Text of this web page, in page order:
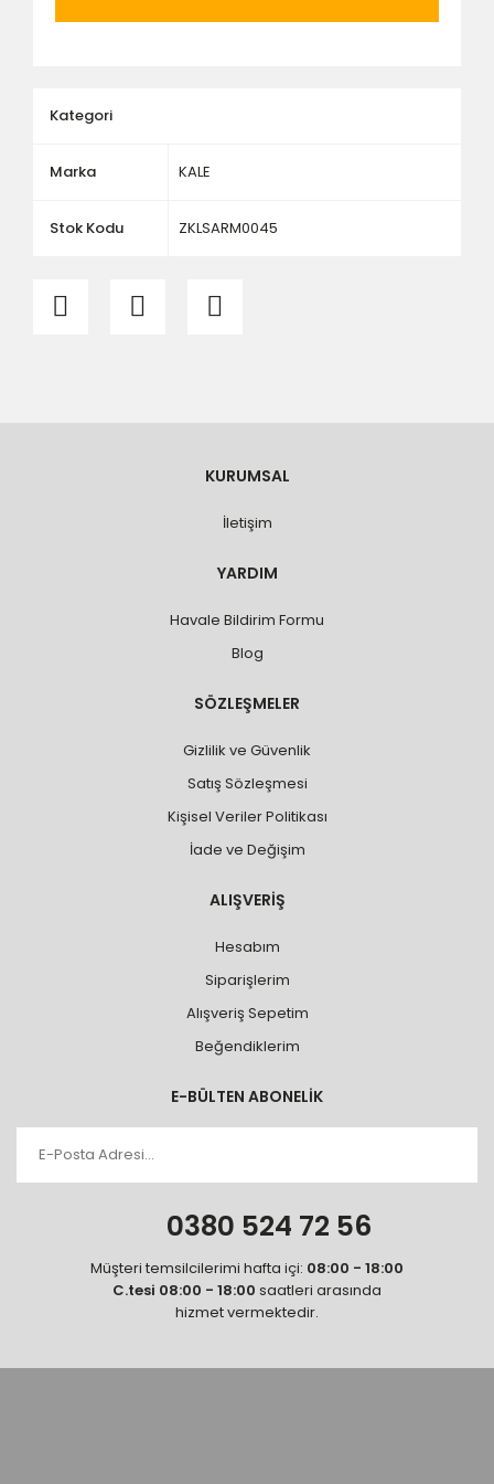
Kategori
Marka KALE
Stok Kodu ZKLSARM0045
KURUMSAL
İletişim
YARDIM
Havale Bildirim Formu
Blog
SÖZLEŞMELER
Gizlilik ve Güvenlik
Satış Sözleşmesi
Kişisel Veriler Politikası
İade ve Değişim
ALIŞVERİŞ
Hesabım
Siparişlerim
Alışveriş Sepetim
Beğendiklerim
E-BÜLTEN ABONELİK
0380 524 72 56
Müşteri temsilcilerimi hafta içi: 08:00 - 18:00
C.tesi 08:00 - 18:00 saatleri arasında
hizmet vermektedir.